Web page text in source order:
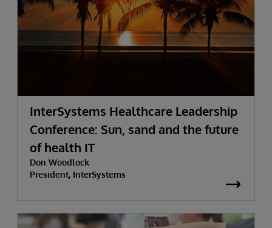
InterSystems Healthcare Leadership
Conference: Sun, sand and the future
of health IT
Don Woodlock
President, InterSystems